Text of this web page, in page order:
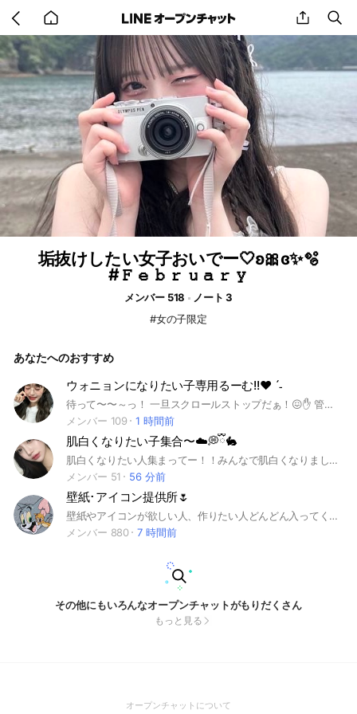
back
to
home
share
垢抜けしたい女子おいでー🤍ʚ🎀ɞ✨🫧
#𝙵𝚎𝚋𝚛𝚞𝚊𝚛𝚢
メンバー 518
ノート 3
#女の子限定
あなたへのおすすめ
ウォニョンになりたい子専用るーむ!!❤︎︎ ˊ˗
待って〜〜～っ！ 一旦スクロールストップだぁ！😖✋ 管理人のウォヨンですっ💓 バリバリの日本人だよ！！笑 ここはウォニョン様みたいに 可愛くなりたい子 垢抜けたい子 美白になりたい子 ファッションセンスぶち上げしたい子 モチベ爆上がりしたい子 専用るーむだよぉ !! でも、こんな感じの垢抜けるーむなんてたくさんあるから……とか思ってたりしない！？ ここではウォニョン様の好きなところバンバン言っちゃっていいんです😍💕!! 推しポイント気持ちが済むまで言い切ってください😆 だけど荒らしはNG❌ 男の子もごめんだけど❌ 暴言も❌ 即抜けも❌ アイコンは初期アイコン、雰囲気が壊れるようなものは控えていただけたら 基本なんでも🙆‍♀️ですっっ!! あとあと‼️管理人専用のトークも ありますが、そこには入らないで ください…!!😖 ルール守れる子は🟩を押してほしい✨️ じゃああとは中で‼️みんな待ってるよ〜っ！🎀💗 #垢抜け #可愛くなりたい #美白 #ファッション #モチベ上げ #見返し #ウォニョン #ウォニョン推し
メンバー 109
1 時間前
肌白くなりたい子集合〜☁️💭ྀི🐇
肌白くなりたい人集まってー！！みんなで肌白くなりましょー🩷🩷 荒らしと無言抜け禁止〜 した人は永久退会です！ 文句あるなら私に直接言って下さい！ 仲良く喋ろ〜
メンバー 51
56 分前
壁紙･アイコン提供所🌷
壁紙やアイコンが欲しい人、作りたい人どんどん入ってください🎶通知が多くなるのを防ぐため挨拶などの雑談は禁止です！ 同担拒否の方は自己責任でお願いします。 #アイコン#壁紙#制作 即抜け❌荒らし❌
メンバー 880
7 時間前
その他にもいろんなオープンチャットがもりだくさん
もっと見る
オープンチャットについて